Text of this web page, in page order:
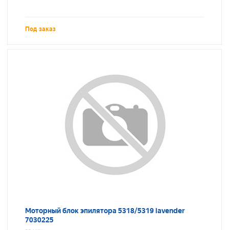
Под заказ
Моторный блок эпилятора 5318/5319 lavender
7030225